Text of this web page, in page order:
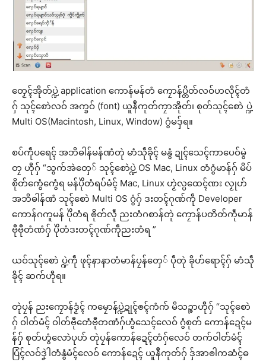
တၟေၚ်အိုတ်ပ္ဍဲ application ကောန်မန်တံ ကၠောန်ပ္တိတ်လဝ်ဟလိုၚ်တံ
ဂှ် သုၚ်စောဲလဝ် အက္ခဝ် (font) ယူနဳကုတ်ကၠာအိုတ်၊ စုတ်သုၚ်စောဲ ပ္ဍဲ
Multi OS(Macintosh, Linux, Window) ဂွံမဒှ်ရ။
စပ်ကဵုပရေၚ် အဘိဓါန်မန်ဏံတုဲ မာံသဵုခိုၚ် မနွံ ဍုၚ်သေၚ်ကာပေဝ်မွဲ
တၠ ဟီုဂှ် “သွက်အဲတှေ် သုၚ်စောဲပ္ဍဲ OS Mac, Linux တံဂွံမာန်ဂှ် မိပ်
စိုတ်ကွေံကွေံရ မန်ပိုဲတံရပ်မံၚ် Mac, Linux ဟၟဲလ္ပထေၚ်ဏး လၟုဟ်
အဘိဓါန်ဏံ သုၚ်စောဲ Multi OS ဂွံဂှ် ဒးတၚ်ဂုဏ်ကဵု Developer
ကောန်ဂကူမန် ပိုဲတံရ ၜိုတ်လဵု ညးတံဂစာန်တုဲ ကၠောန်ပတိတ်ကဵုမာန်
ဗီုဗီုတံဏံဂှ် ပိုဲတံဒးတၚ်ဂုဏ်ကဵုညးတံရ ”
ယဝ်သုၚ်စောဲ ပ္ဍဲကဵု ဖုၚ်နာနာတံမာန်ပၠန်တှေ် ပဵုတုဲ ခိုဟ်ရောၚ်ဂှ် မာံသဵု
ခိုၚ် ဆက်ဟီုရ။
တုဲပၠန် ညးကၠောန်ဒၟံၚ် ကမၠောန်ပ္ဍဲဍုၚ်ၜၚ်ကံက် မိသဉ္ဇာဟီုဂှ် “သုၚ်စောဲ
ဂှ် ဝါတ်မံၚ် ဝါတ်ဗီုတေံဗီုတဏံဂှ်ဟွံသေၚ်လေဝ် ဂွံစုတ် ကောန်ဍေၚ်မ
န်ဂှ် စုတ်ဟွံလောဲပုဟ် တုဲပၠန်ကောန်ဍေၚ်တံဂှ်လေဝ် တက်ဝါတ်မံၚ်
ပြံၚ်လဝ်ဒၞဲါတံနွံမံၚ်လေဝ် ကောန်ဍေၚ် ယူနဳကုတ်ဂှ် ဒှ်အာၜါကဆံၚ်ဓ